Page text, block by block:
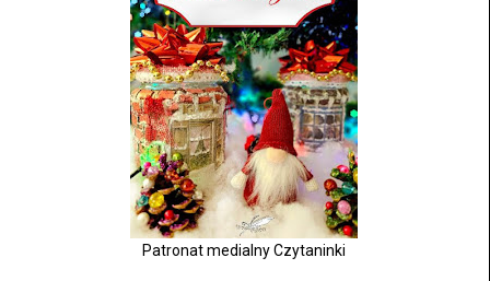
Patronat medialny Czytaninki